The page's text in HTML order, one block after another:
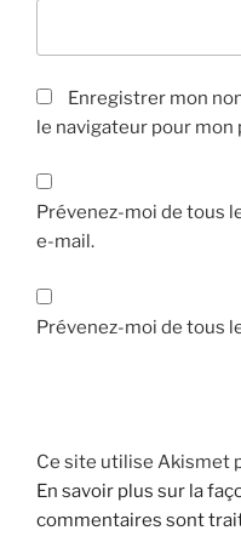
Enregistrer mon
le navigateur pour
Prévenez-moi de tous
e-mail.
Prévenez-moi de tous
Ce site utilise Akismet
En savoir plus sur la
commentaires sont